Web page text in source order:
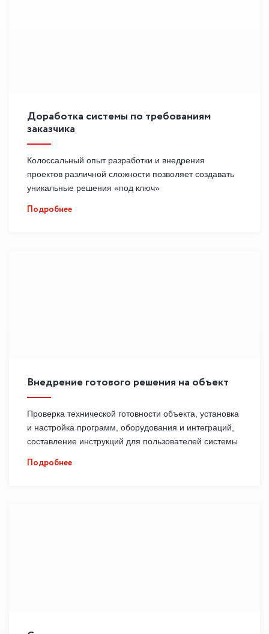
Доработка системы по требованиям
заказчика
Колоссальный опыт разработки и внедрения
проектов различной сложности позволяет создавать
уникальные решения «под ключ»
Подробнее
Внедрение готового решения на объект
Проверка технической готовности объекта, установка
и настройка программ, оборудования и интеграций,
составление инструкций для пользователей системы
Подробнее